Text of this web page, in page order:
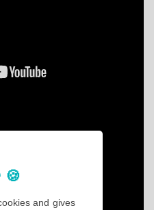
and gives